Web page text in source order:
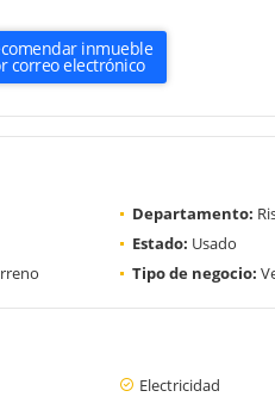
inmueble
correo electrónico
Departamento:
Estado: Usado
Tipo de negocio:
Electricidad